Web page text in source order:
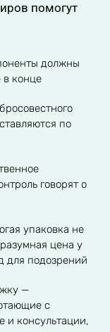
помогут
должны
в конце
по
говорят о
упаковка не
цена у
для подозрений
—
с
и консультации,